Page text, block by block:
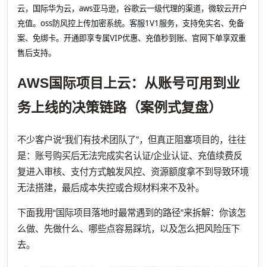
云，国际华为云，aws亚马逊，谷歌云一级代理的渠道，微软云开户
充值。oss防风控上传加密系统。客服1V1服务，支持免实名、免备
案、免绑卡。开通即享专属VIP优惠、充值秒到账、官网下单享双重
售后支持。
AWS国际项目上云：从账号可用到业
务上线的决策链路（案例式复盘）
不少客户说“我们有技术团队了”，但真正阻塞项目的，往往
是：账号购买后无法完成实名认证/企业认证、充值续费反
复进入审核、支付方式触发风控、资源额度拿不到导致环境
无法搭建，最后成本失控或合规材料来不及补。
下面我用“国际项目落地时最常遇到的路径”来拆解：你该怎
么做、先做什么、哪些点容易踩坑，以及怎么把风险压下
去。